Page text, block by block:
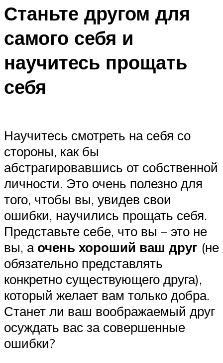
Станьте другом для
самого себя и
научитесь прощать
себя
Научитесь смотреть на себя со
стороны, как бы
абстрагировавшись от собственной
личности. Это очень полезно для
того, чтобы вы, увидев свои
ошибки, научились прощать себя.
Представьте себе, что вы – это не
вы, а очень хороший ваш друг (не
обязательно представлять
конкретно существующего друга),
который желает вам только добра.
Станет ли ваш воображаемый друг
осуждать вас за совершенные
ошибки?